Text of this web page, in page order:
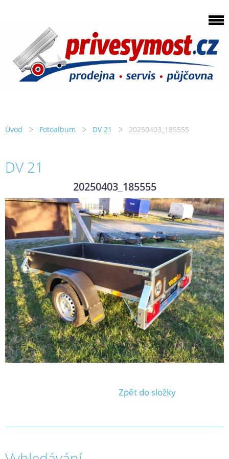
Úvod Fotoalbum DV 21 20250403_185555
DV 21
20250403_185555
Zpět do složky